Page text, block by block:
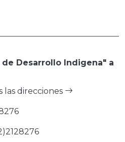
Desarrollo Indigena" a
las direcciones